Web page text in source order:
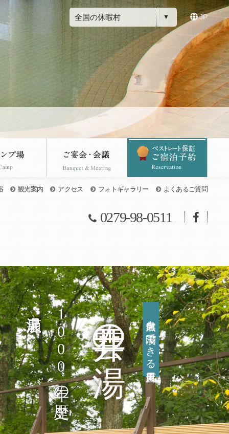
全国の休暇村 JP
観光案内 アクセス フォトギャラリー よくあるご質問
0279-98-0511
大自然を満喫できる露天風呂
雲井の湯
1000
年の歴史